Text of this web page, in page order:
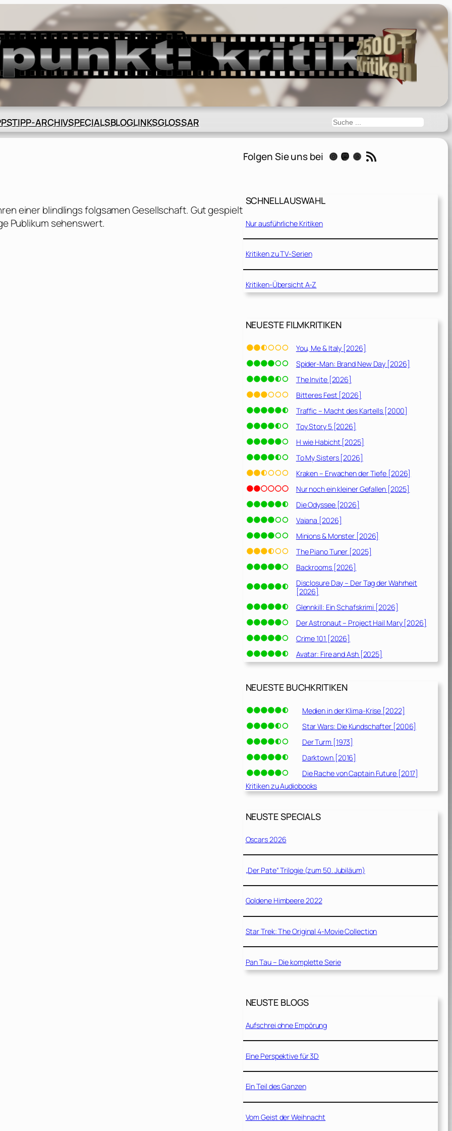
TIPP-ARCHIVSPECIALSBLOGLINKSGLOSSAR Suchen
einer blindlings folgsamen Gesellschaft. Gut gespielt
Publikum sehenswert.
Folgen Sie uns bei Instagram Mastodon Threads RSS-Feed
SCHNELLAUSWAHL
Nur ausführliche Kritiken
Kritiken zu TV-Serien
Kritiken-Übersicht A-Z
NEUESTE FILMKRITIKEN
You, Me & Italy [2026]
Spider-Man: Brand New Day [2026]
The Invite [2026]
Bitteres Fest [2026]
Traffic – Macht des Kartells [2000]
Toy Story 5 [2026]
H wie Habicht [2025]
To My Sisters [2026]
Kraken – Erwachen der Tiefe [2026]
Nur noch ein kleiner Gefallen [2025]
Die Odyssee [2026]
Vaiana [2026]
Minions & Monster [2026]
The Piano Tuner [2025]
Backrooms [2026]
Disclosure Day – Der Tag der Wahrheit
[2026]
Glennkill: Ein Schafskrimi [2026]
Der Astronaut – Project Hail Mary [2026]
Crime 101 [2026]
Avatar: Fire and Ash [2025]
NEUESTE BUCHKRITIKEN
Medien in der Klima-Krise [2022]
Star Wars: Die Kundschafter [2006]
Der Turm [1973]
Darktown [2016]
Die Rache von Captain Future [2017]
Kritiken zu Audiobooks
NEUSTE SPECIALS
Oscars 2026
„Der Pate“ Trilogie (zum 50. Jubiläum)
Goldene Himbeere 2022
Star Trek: The Original 4-Movie Collection
Pan Tau – Die komplette Serie
NEUSTE BLOGS
Aufschrei ohne Empörung
Eine Perspektive für 3D
Ein Teil des Ganzen
Vom Geist der Weihnacht